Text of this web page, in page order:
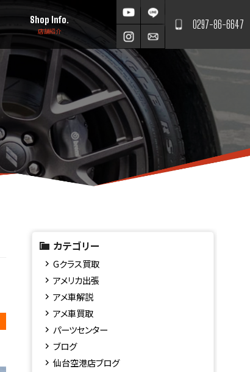
0297-86-6647
Shop Info.
店舗紹介
カテゴリー
Gクラス買取
アメリカ出張
アメ車解説
アメ車買取
パーツセンター
ブログ
仙台空港店ブログ